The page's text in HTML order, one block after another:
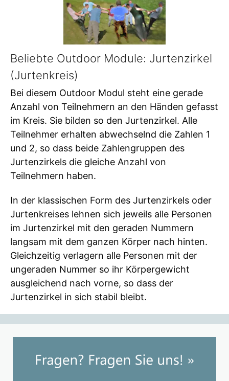
Beliebte Outdoor Module: Jurtenzirkel
(Jurtenkreis)
Bei diesem Outdoor Modul steht eine gerade
Anzahl von Teilnehmern an den Händen gefasst
im Kreis. Sie bilden so den Jurtenzirkel. Alle
Teilnehmer erhalten abwechselnd die Zahlen 1
und 2, so dass beide Zahlengruppen des
Jurtenzirkels die gleiche Anzahl von
Teilnehmern haben.
In der klassischen Form des Jurtenzirkels oder
Jurtenkreises lehnen sich jeweils alle Personen
im Jurtenzirkel mit den geraden Nummern
langsam mit dem ganzen Körper nach hinten.
Gleichzeitig verlagern alle Personen mit der
ungeraden Nummer so ihr Körpergewicht
ausgleichend nach vorne, so dass der
Jurtenzirkel in sich stabil bleibt.